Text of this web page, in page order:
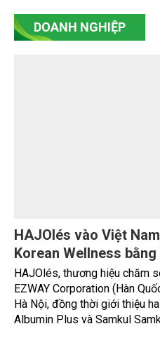
Nguyễn Hoàng Hiệp tiếp xã
chức Liên minh Từ thiện châu
DOANH NGHIỆP